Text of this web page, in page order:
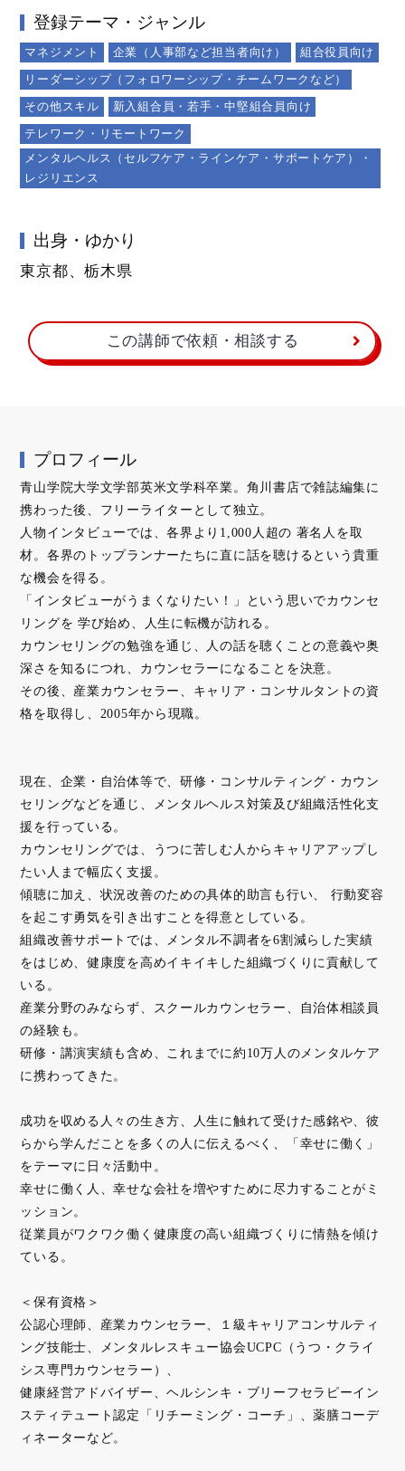
登録テーマ・ジャンル
マネジメント 企業（人事部など担当者向け）
組合役員向け
リーダーシップ（フォロワーシップ・チームワークなど）
その他スキル
新入組合員・若手・中堅組合員向け
テレワーク・リモートワーク
メンタルヘルス（セルフケア・ラインケア・サポートケア）・
レジリエンス
出身・ゆかり
東京都、栃木県
この講師で依頼・相談する
プロフィール
青山学院大学文学部英米文学科卒業。角川書店で雑誌編集に
携わった後、フリーライターとして独立。
人物インタビューでは、各界より1,000人超の 著名人を取
材。各界のトップランナーたちに直に話を聴けるという貴重
な機会を得る。
「インタビューがうまくなりたい！」という思いでカウンセ
リングを 学び始め、人生に転機が訪れる。
カウンセリングの勉強を通じ、人の話を聴くことの意義や奥
深さを知るにつれ、カウンセラーになることを決意。
その後、産業カウンセラー、キャリア・コンサルタントの資
格を取得し、2005年から現職。
現在、企業・自治体等で、研修・コンサルティング・カウン
セリングなどを通じ、メンタルヘルス対策及び組織活性化支
援を行っている。
カウンセリングでは、うつに苦しむ人からキャリアアップし
たい人まで幅広く支援。
傾聴に加え、状況改善のための具体的助言も行い、 行動変容
を起こす勇気を引き出すことを得意としている。
組織改善サポートでは、メンタル不調者を6割減らした実績
をはじめ、健康度を高めイキイキした組織づくりに貢献して
いる。
産業分野のみならず、スクールカウンセラー、自治体相談員
の経験も。
研修・講演実績も含め、これまでに約10万人のメンタルケア
に携わってきた。
成功を収める人々の生き方、人生に触れて受けた感銘や、彼
らから学んだことを多くの人に伝えるべく、「幸せに働く」
をテーマに日々活動中。
幸せに働く人、幸せな会社を増やすために尽力することがミ
ッション。
従業員がワクワク働く健康度の高い組織づくりに情熱を傾け
ている。
＜保有資格＞
公認心理師、産業カウンセラー、１級キャリアコンサルティ
ング技能士、メンタルレスキュー協会UCPC（うつ・クライ
シス専門カウンセラー）、
健康経営アドバイザー、ヘルシンキ・ブリーフセラピーイン
スティテュート認定「リチーミング・コーチ」、薬膳コーデ
ィネーターなど。